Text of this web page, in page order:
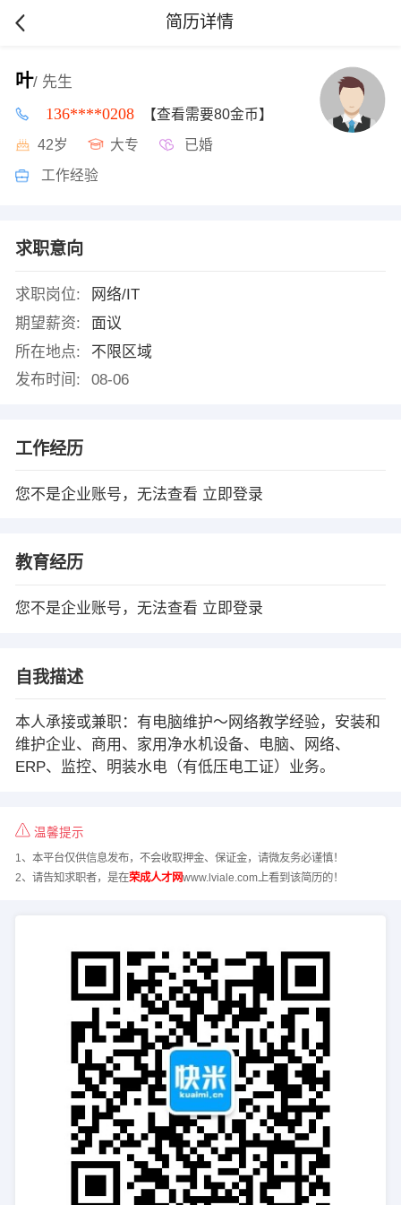
简历详情
叶/ 先生
136****0208 【查看需要80金币】
42岁 大专 已婚
工作经验
求职意向
求职岗位:
网络/IT
期望薪资:
面议
所在地点:
不限区域
发布时间:
08-06
工作经历
您不是企业账号，无法查看 立即登录
教育经历
您不是企业账号，无法查看 立即登录
自我描述
本人承接或兼职：有电脑维护～网络教学经验，安装和
维护企业、商用、家用净水机设备、电脑、网络、
ERP、监控、明装水电（有低压电工证）业务。
温馨提示
1、本平台仅供信息发布，不会收取押金、保证金，请微友务必谨慎！
2、请告知求职者，是在荣成人才网www.lviale.com上看到该简历的！